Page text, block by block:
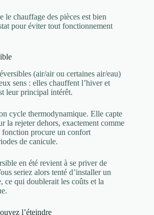
le chauffage des pièces est bien
pour éviter tout fonctionnement
(air/air ou certaines air/eau)
sens : elles chauffent l’hiver et
leur principal intérêt.
cycle thermodynamique. Elle capte
la rejeter dehors, exactement comme
procure un confort
de canicule.
en été revient à se priver de
seriez alors tenté d’installer un
ce qui doublerait les coûts et la
l’éteindre